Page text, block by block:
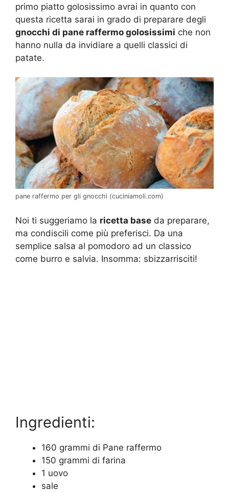
primo piatto golosissimo avrai in quanto con
questa ricetta sarai in grado di preparare degli
gnocchi di pane raffermo golosissimi che non
hanno nulla da invidiare a quelli classici di
patate.
pane raffermo per gli gnocchi (cuciniamoli.com)
Noi ti suggeriamo la ricetta base da preparare,
ma condiscili come più preferisci. Da una
semplice salsa al pomodoro ad un classico
come burro e salvia. Insomma: sbizzarrisciti!
Ingredienti:
160 grammi di Pane raffermo
150 grammi di farina
1 uovo
sale